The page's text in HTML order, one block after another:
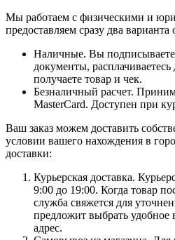
Мы работаем с физическими и
предоставляем сразу два варианта
Наличные. Вы подписываете
документы,
получаете товар и чек.
Безналичный расчет.
MasterCard. Доступен при
Ваш заказ можем доставить
условии вашего нахождения в
доставки:
Курьерская доставка.
9:00 до 19:00. Когда товар
служба свяжется для
предложит выбрать удобное
адрес.